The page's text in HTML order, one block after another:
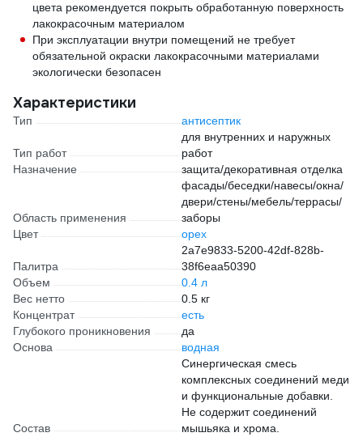
цвета рекомендуется покрыть обработанную поверхность
лакокрасочным материалом
При эксплуатации внутри помещений не требует
обязательной окраски лакокрасочными материалами
экологически безопасен
Характеристики
Тип антисептик
Тип работ
для внутренних и наружных
работ
Назначение
защита/декоративная отделка
Область применения
фасады/беседки/навесы/окна/
двери/стены/мебель/террасы/
заборы
Цвет
орех
Палитра
2a7e9833-5200-42df-828b-
38f6eaa50390
Объем
0.4 л
Вес нетто
0.5 кг
Концентрат
есть
Глубокого проникновения
да
Основа
водная
Состав
Синергическая смесь
комплексных соединений меди
и функциональные добавки.
Не содержит соединений
мышьяка и хрома.